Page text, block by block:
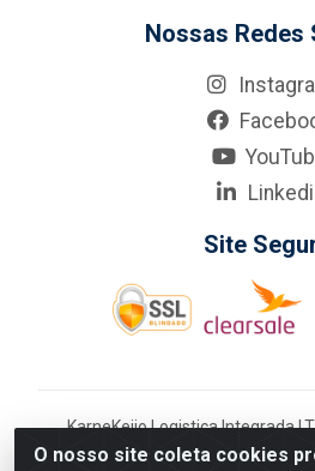
O nosso site coleta cookies
Nossas Redes
Site
KarneKeijo Logistica Integrada
nº3700 - Barro, Recife/PE,